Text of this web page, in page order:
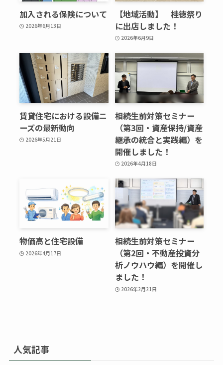
加入される保険について
2026年6月13日
【地域活動】 桂徳祭り
に出店しました！
2026年6月9日
賃貸住宅における設備ニ
ーズの最新動向
2026年5月21日
相続生前対策セミナー
（第3回・資産保持/資産
継承の統合と実践編）を
開催しました！
2026年4月18日
物価高と住宅設備
2026年4月17日
相続生前対策セミナー
（第2回・不動産投資分
析ノウハウ編）を開催し
ました！
2026年2月21日
人気記事